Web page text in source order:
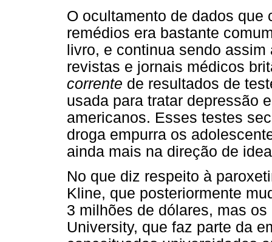
O ocultamento de dados que
remédios era bastante
livro, e continua sendo
revistas e jornais médicos
corrente de resultados de
usada para tratar depressão
americanos. Esses testes
droga empurra os
ainda mais na direção de
No que diz respeito à
Kline, que posteriormente
3 milhões de dólares, mas
University, que faz parte da